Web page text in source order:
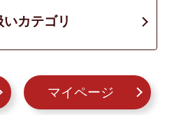
カテゴリ
マイページ